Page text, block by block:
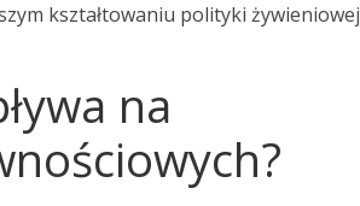
kształtowaniu polityki żywieniowej
na